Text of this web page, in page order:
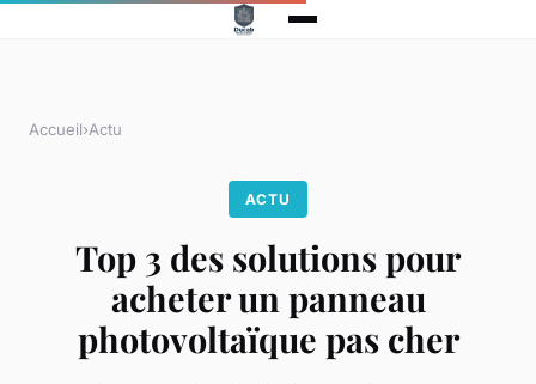
Accueil›Actu
ACTU
Top 3 des solutions pour
acheter un panneau
photovoltaïque pas cher